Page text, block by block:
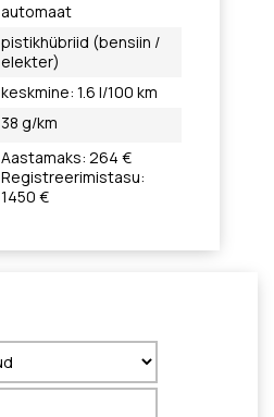
automaat
pistikhübriid (bensiin /
elekter)
keskmine: 1.6 l/100 km
38 g/km
Aastamaks: 264 €
Registreerimistasu:
1450 €